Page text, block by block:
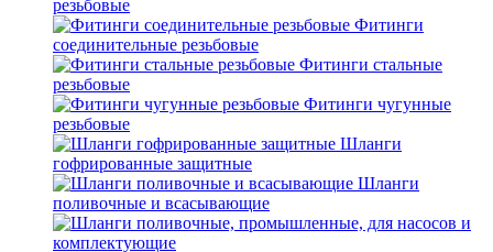
резьбовые
Фитинги
соединительные резьбовые
Фитинги стальные
резьбовые
Фитинги чугунные
резьбовые
Шланги
гофрированные защитные
Шланги
поливочные и всасывающие